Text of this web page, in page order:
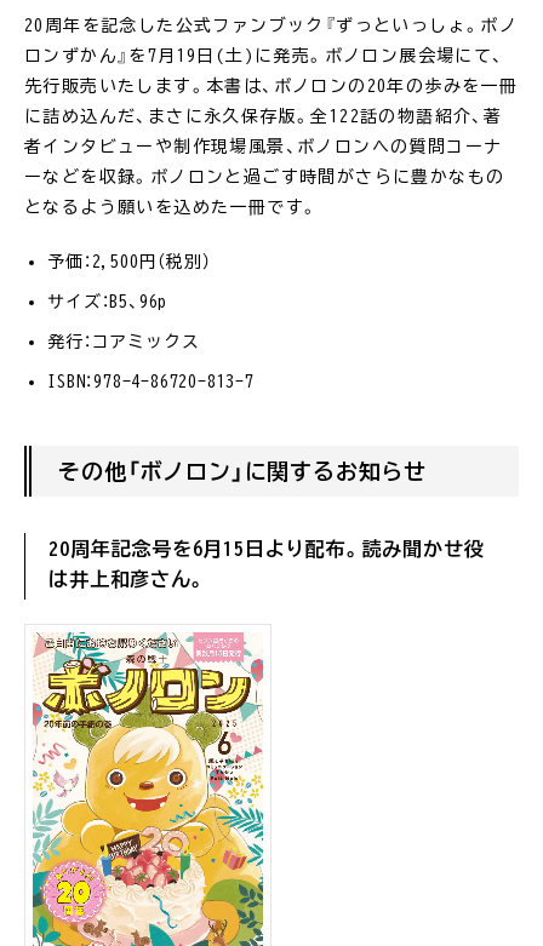
20周年を記念した公式ファンブック『ずっといっしょ。ボノ
ロンずかん』を7月19日(土)に発売。ボノロン展会場にて、
先行販売いたします。本書は、ボノロンの20年の歩みを一冊
に詰め込んだ、まさに永久保存版。全122話の物語紹介、著
者インタビューや制作現場風景、ボノロンへの質問コーナ
ーなどを収録。ボノロンと過ごす時間がさらに豊かなもの
となるよう願いを込めた一冊です。
予価：2,500円（税別）
サイズ：B5、96p
発行：コアミックス
ISBN：978-4-86720-813-7
その他「ボノロン」に関するお知らせ
20周年記念号を6月15日より配布。読み聞かせ役
は井上和彦さん。